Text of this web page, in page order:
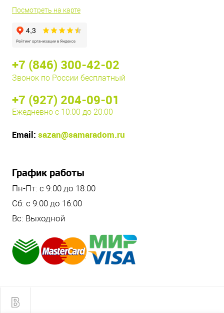
Посмотреть на карте
+7 (846) 300-42-02
Звонок по России бесплатный
+7 (927) 204-09-01
Ежедневно с 10:00 до 20:00
Email: sazan@samaradom.ru
График работы
Пн-Пт: с 9:00 до 18:00
Сб: с 9:00 до 16:00
Вс: Выходной